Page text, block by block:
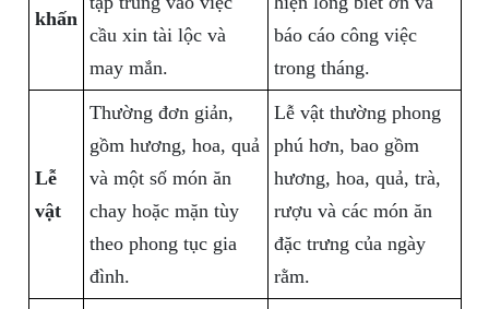
khấn
cầu xin tài lộc và
may mắn.
báo cáo công việc
trong tháng.
Lễ
vật
Thường đơn giản,
gồm hương, hoa, quả
và một số món ăn
chay hoặc mặn tùy
theo phong tục gia
đình.
Lễ vật thường phong
phú hơn, bao gồm
hương, hoa, quả, trà,
rượu và các món ăn
đặc trưng của ngày
rằm.